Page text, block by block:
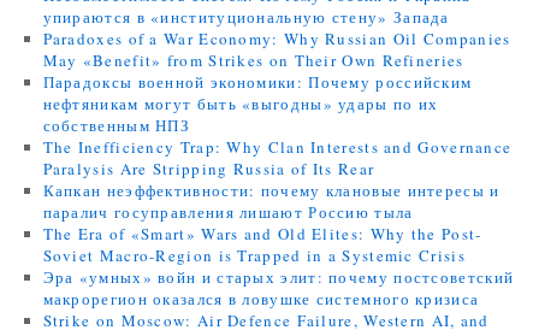
упираются в «институциональную стену» Запада
Paradoxes of a War Economy: Why Russian Oil Companies
May «Benefit» from Strikes on Their Own Refineries
Парадоксы военной экономики: Почему российским
нефтяникам могут быть «выгодны» удары по их
собственным НПЗ
The Inefficiency Trap: Why Clan Interests and Governance
Paralysis Are Stripping Russia of Its Rear
Капкан неэффективности: почему клановые интересы и
паралич госуправления лишают Россию тыла
The Era of «Smart» Wars and Old Elites: Why the Post-
Soviet Macro-Region is Trapped in a Systemic Crisis
Эра «умных» войн и старых элит: почему постсоветский
макрорегион оказался в ловушке системного кризиса
Strike on Moscow: Air Defence Failure, Western AI, and